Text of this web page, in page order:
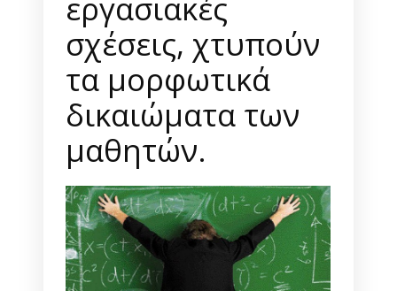
σχέσεις, χτυπούν
τα μορφωτικά
δικαιώματα των
μαθητών.